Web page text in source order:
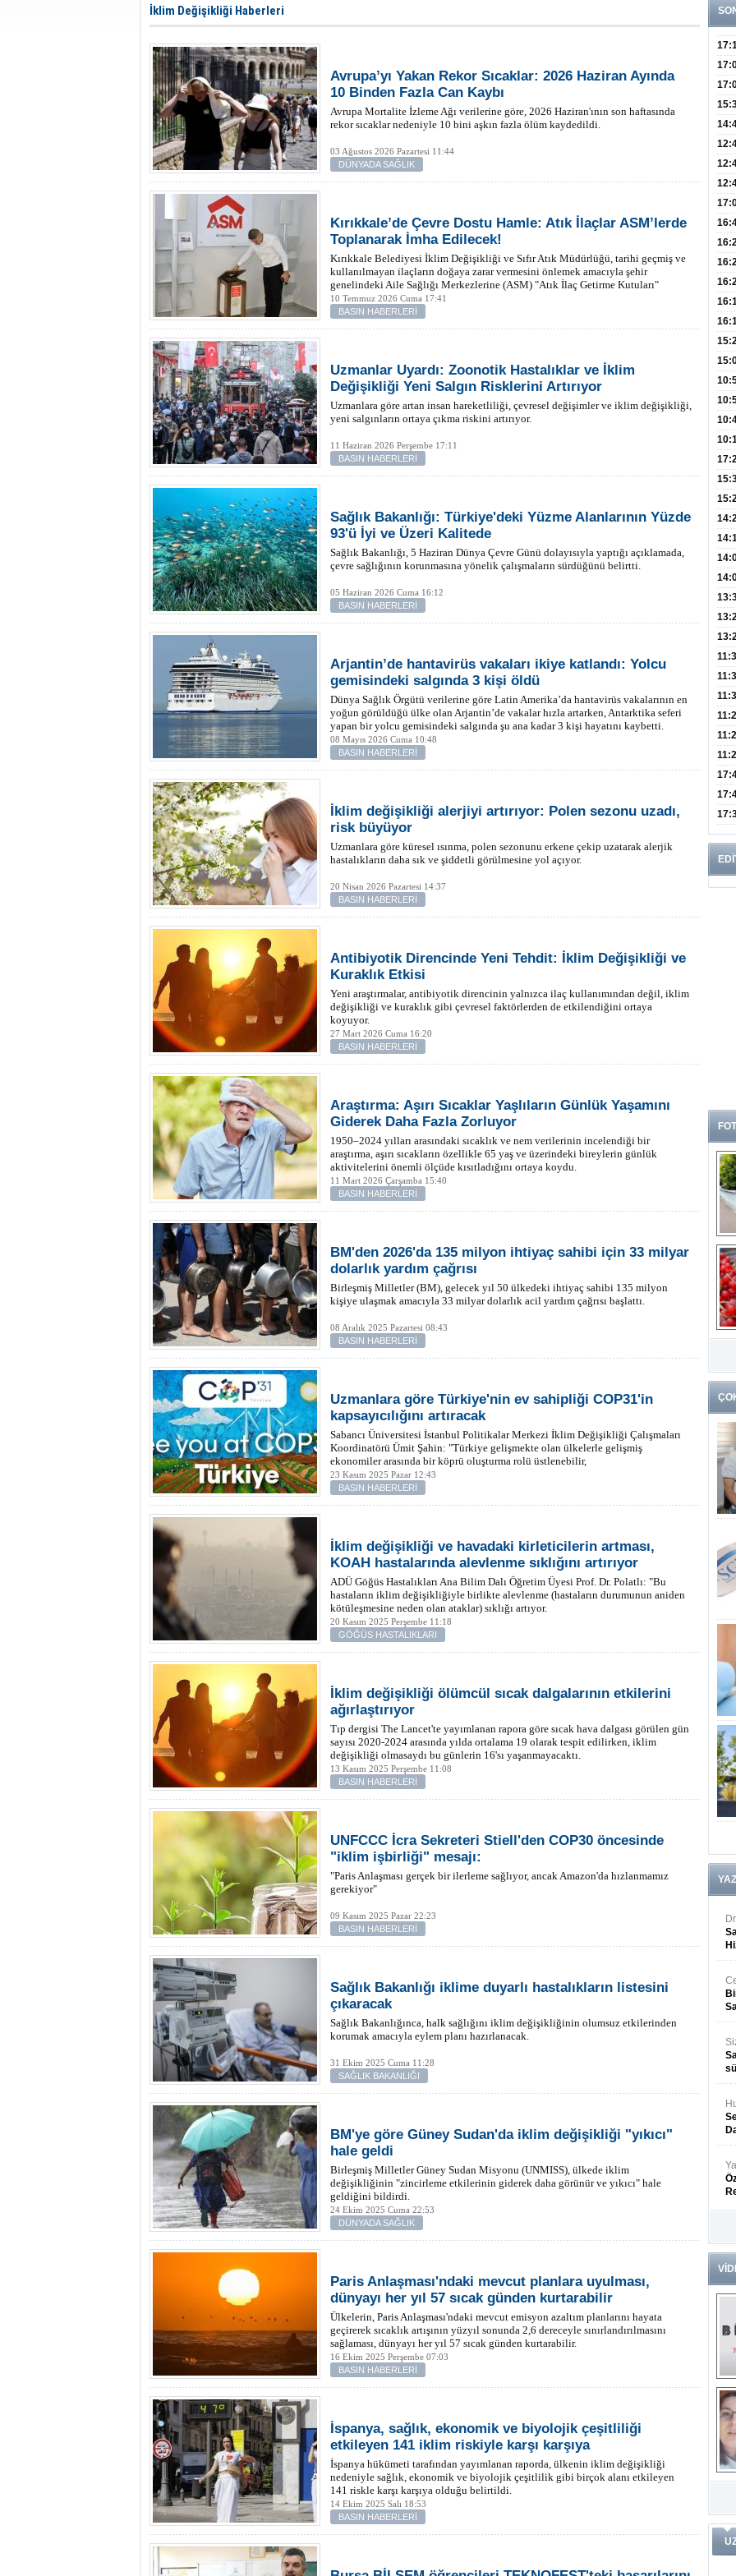
İklim Değişikliği Haberleri
Avrupa’yı Yakan Rekor Sıcaklar: 2026 Haziran Ayında
10 Binden Fazla Can Kaybı
Avrupa Mortalite İzleme Ağı verilerine göre, 2026 Haziran'ının son haftasında
rekor sıcaklar nedeniyle 10 bini aşkın fazla ölüm kaydedildi.
03 Ağustos 2026 Pazartesi 11:44
DÜNYADA SAĞLIK
Kırıkkale’de Çevre Dostu Hamle: Atık İlaçlar ASM’lerde
Toplanarak İmha Edilecek!
Kırıkkale Belediyesi İklim Değişikliği ve Sıfır Atık Müdürlüğü, tarihi geçmiş ve
kullanılmayan ilaçların doğaya zarar vermesini önlemek amacıyla şehir
genelindeki Aile Sağlığı Merkezlerine (ASM) "Atık İlaç Getirme Kutuları"
yerleştirmeye başladı.
10 Temmuz 2026 Cuma 17:41
BASIN HABERLERİ
Uzmanlar Uyardı: Zoonotik Hastalıklar ve İklim
Değişikliği Yeni Salgın Risklerini Artırıyor
Uzmanlara göre artan insan hareketliliği, çevresel değişimler ve iklim değişikliği,
yeni salgınların ortaya çıkma riskini artırıyor.
11 Haziran 2026 Perşembe 17:11
BASIN HABERLERİ
Sağlık Bakanlığı: Türkiye'deki Yüzme Alanlarının Yüzde
93'ü İyi ve Üzeri Kalitede
Sağlık Bakanlığı, 5 Haziran Dünya Çevre Günü dolayısıyla yaptığı açıklamada,
çevre sağlığının korunmasına yönelik çalışmaların sürdüğünü belirtti.
05 Haziran 2026 Cuma 16:12
BASIN HABERLERİ
Arjantin’de hantavirüs vakaları ikiye katlandı: Yolcu
gemisindeki salgında 3 kişi öldü
Dünya Sağlık Örgütü verilerine göre Latin Amerika’da hantavirüs vakalarının en
yoğun görüldüğü ülke olan Arjantin’de vakalar hızla artarken, Antarktika seferi
yapan bir yolcu gemisindeki salgında şu ana kadar 3 kişi hayatını kaybetti.
08 Mayıs 2026 Cuma 10:48
BASIN HABERLERİ
İklim değişikliği alerjiyi artırıyor: Polen sezonu uzadı,
risk büyüyor
Uzmanlara göre küresel ısınma, polen sezonunu erkene çekip uzatarak alerjik
hastalıkların daha sık ve şiddetli görülmesine yol açıyor.
20 Nisan 2026 Pazartesi 14:37
BASIN HABERLERİ
Antibiyotik Direncinde Yeni Tehdit: İklim Değişikliği ve
Kuraklık Etkisi
Yeni araştırmalar, antibiyotik direncinin yalnızca ilaç kullanımından değil, iklim
değişikliği ve kuraklık gibi çevresel faktörlerden de etkilendiğini ortaya
koyuyor.
27 Mart 2026 Cuma 16:20
BASIN HABERLERİ
Araştırma: Aşırı Sıcaklar Yaşlıların Günlük Yaşamını
Giderek Daha Fazla Zorluyor
1950–2024 yılları arasındaki sıcaklık ve nem verilerinin incelendiği bir
araştırma, aşırı sıcakların özellikle 65 yaş ve üzerindeki bireylerin günlük
aktivitelerini önemli ölçüde kısıtladığını ortaya koydu.
11 Mart 2026 Çarşamba 15:40
BASIN HABERLERİ
BM'den 2026'da 135 milyon ihtiyaç sahibi için 33 milyar
dolarlık yardım çağrısı
Birleşmiş Milletler (BM), gelecek yıl 50 ülkedeki ihtiyaç sahibi 135 milyon
kişiye ulaşmak amacıyla 33 milyar dolarlık acil yardım çağrısı başlattı.
08 Aralık 2025 Pazartesi 08:43
BASIN HABERLERİ
Uzmanlara göre Türkiye'nin ev sahipliği COP31'in
kapsayıcılığını artıracak
Sabancı Üniversitesi İstanbul Politikalar Merkezi İklim Değişikliği Çalışmaları
Koordinatörü Ümit Şahin: "Türkiye gelişmekte olan ülkelerle gelişmiş
ekonomiler arasında bir köprü oluşturma rolü üstlenebilir,
23 Kasım 2025 Pazar 12:43
BASIN HABERLERİ
İklim değişikliği ve havadaki kirleticilerin artması,
KOAH hastalarında alevlenme sıklığını artırıyor
ADÜ Göğüs Hastalıkları Ana Bilim Dalı Öğretim Üyesi Prof. Dr. Polatlı: "Bu
hastaların iklim değişikliğiyle birlikte alevlenme (hastaların durumunun aniden
kötüleşmesine neden olan ataklar) sıklığı artıyor.
20 Kasım 2025 Perşembe 11:18
GÖĞÜS HASTALIKLARI
İklim değişikliği ölümcül sıcak dalgalarının etkilerini
ağırlaştırıyor
Tıp dergisi The Lancet'te yayımlanan rapora göre sıcak hava dalgası görülen gün
sayısı 2020-2024 arasında yılda ortalama 19 olarak tespit edilirken, iklim
değişikliği olmasaydı bu günlerin 16'sı yaşanmayacaktı.
13 Kasım 2025 Perşembe 11:08
BASIN HABERLERİ
UNFCCC İcra Sekreteri Stiell'den COP30 öncesinde
"iklim işbirliği" mesajı:
"Paris Anlaşması gerçek bir ilerleme sağlıyor, ancak Amazon'da hızlanmamız
gerekiyor"
09 Kasım 2025 Pazar 22:23
BASIN HABERLERİ
Sağlık Bakanlığı iklime duyarlı hastalıkların listesini
çıkaracak
Sağlık Bakanlığınca, halk sağlığını iklim değişikliğinin olumsuz etkilerinden
korumak amacıyla eylem planı hazırlanacak.
31 Ekim 2025 Cuma 11:28
SAĞLIK BAKANLIĞI
BM'ye göre Güney Sudan'da iklim değişikliği "yıkıcı"
hale geldi
Birleşmiş Milletler Güney Sudan Misyonu (UNMISS), ülkede iklim
değişikliğinin "zincirleme etkilerinin giderek daha görünür ve yıkıcı" hale
geldiğini bildirdi.
24 Ekim 2025 Cuma 22:53
DÜNYADA SAĞLIK
Paris Anlaşması'ndaki mevcut planlara uyulması,
dünyayı her yıl 57 sıcak günden kurtarabilir
Ülkelerin, Paris Anlaşması'ndaki mevcut emisyon azaltım planlarını hayata
geçirerek sıcaklık artışının yüzyıl sonunda 2,6 dereceyle sınırlandırılmasını
sağlaması, dünyayı her yıl 57 sıcak günden kurtarabilir.
16 Ekim 2025 Perşembe 07:03
BASIN HABERLERİ
İspanya, sağlık, ekonomik ve biyolojik çeşitliliği
etkileyen 141 iklim riskiyle karşı karşıya
İspanya hükümeti tarafından yayımlanan raporda, ülkenin iklim değişikliği
nedeniyle sağlık, ekonomik ve biyolojik çeşitlilik gibi birçok alanı etkileyen
141 riskle karşı karşıya olduğu belirtildi.
14 Ekim 2025 Salı 18:53
BASIN HABERLERİ
Ve
10
Aldı
Bini
Bağ
İlk
300
3,5